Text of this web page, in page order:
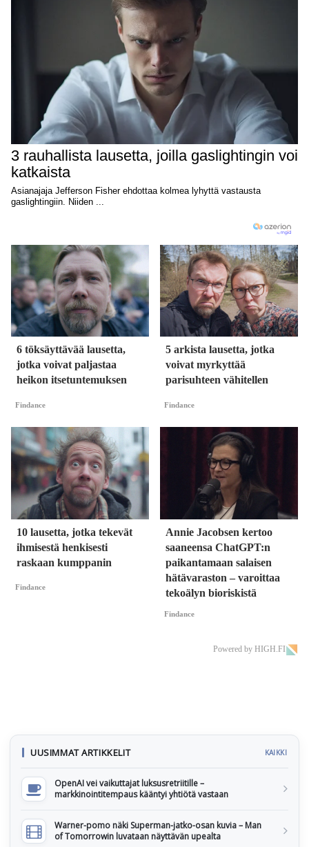
6 töksäyttävää lausetta,
jotka voivat paljastaa
heikon itsetuntemuksen
Findance
5 arkista lausetta, jotka
voivat myrkyttää
parisuhteen vähitellen
Findance
10 lausetta, jotka tekevät
ihmisestä henkisesti
raskaan kumppanin
Findance
Annie Jacobsen kertoo
saaneensa ChatGPT:n
paikantamaan salaisen
hätävaraston – varoittaa
tekoälyn bioriskistä
Findance
Powered by HIGH.FI
UUSIMMAT ARTIKKELIT KAIKKI
OpenAI vei vaikuttajat luksusretriitille –
markkinointitempaus kääntyi yhtiötä vastaan
Warner-pomo näki Superman-jatko-osan kuvia – Man
of Tomorrowin luvataan näyttävän upealta